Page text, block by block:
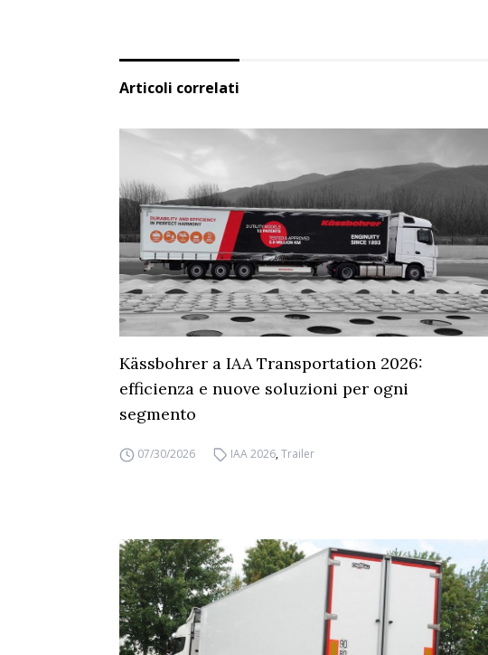
Articoli correlati
Kässbohrer a IAA Transportation 2026:
efficienza e nuove soluzioni per ogni
segmento
07/30/2026 IAA 2026,Trailer